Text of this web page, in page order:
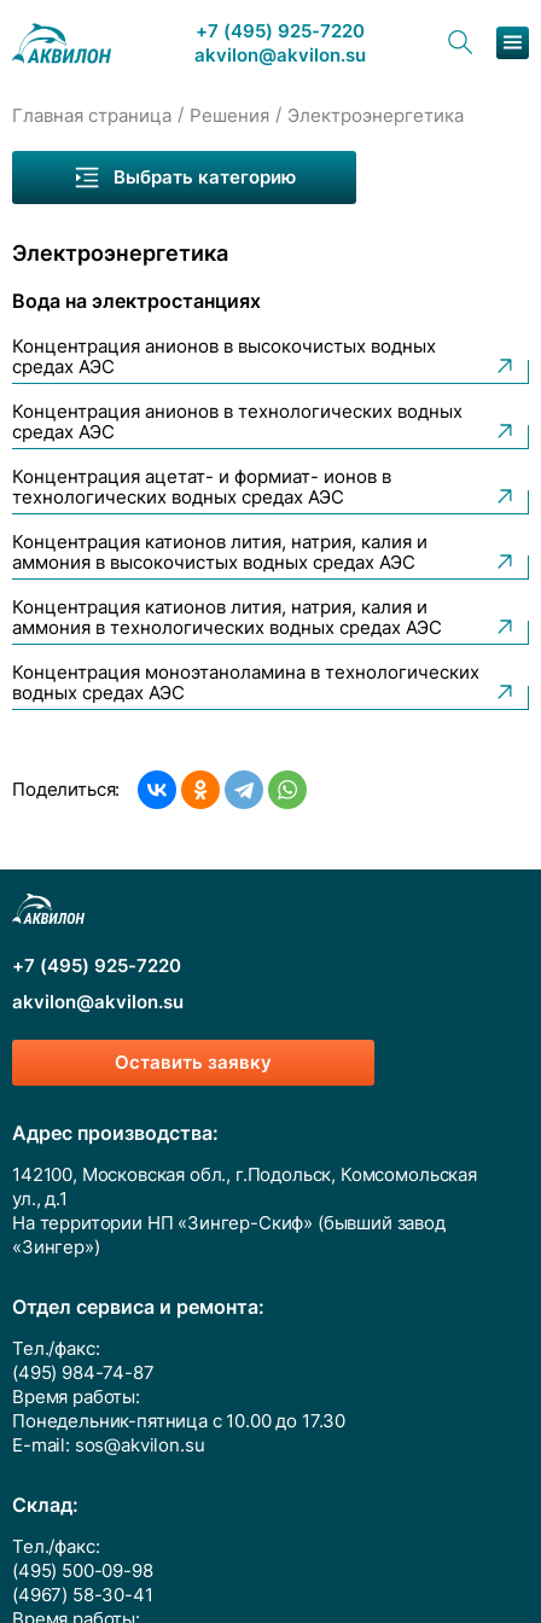
+7 (495) 925-7220
akvilon@akvilon.su
Сервис и ремонт
О компании
Главная страница / Решения / Электроэнергетика
Электроэнергетика
Вода на электростанциях
Концентрация анионов в высокочистых водных
средах АЭС
Концентрация анионов в технологических водных
средах АЭС
Концентрация ацетат- и формиат- ионов в
технологических водных средах АЭС
Концентрация катионов лития, натрия, калия и
аммония в высокочистых водных средах АЭС
Концентрация катионов лития, натрия, калия и
аммония в технологических водных средах АЭС
Концентрация моноэтаноламина в технологических
водных средах АЭС
Выбрать категорию
Вода на электростанциях
Поделиться:
Оставить заявку
+7 (495) 925-7220
akvilon@akvilon.su
Адрес производства:
142100, Московская обл., г.Подольск, Комсомольская
ул., д.1
На территории НП «Зингер-Скиф» (бывший завод
«Зингер»)
Отдел сервиса и ремонта:
Тел./факс:
(495) 984-74-87
Время работы:
Понедельник-пятница с 10.00 до 17.30
E-mail: sos@akvilon.su
Cклад:
Тел./факс:
(495) 500-09-98
(4967) 58-30-41